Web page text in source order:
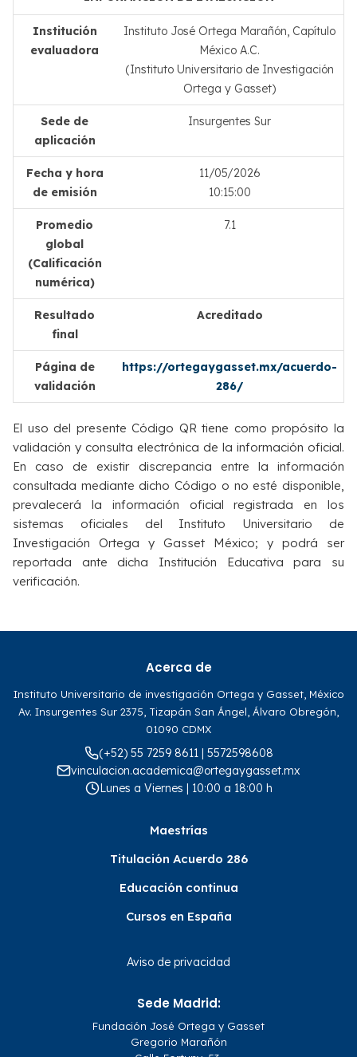
Institución
evaluadora
Instituto José Ortega Marañón, Capítulo
México A.C.
(Instituto Universitario de Investigación
Ortega y Gasset)
Sede de
aplicación
Insurgentes Sur
Fecha y hora
de emisión
11/05/2026
10:15:00
Promedio
global
(Calificación
numérica)
7.1
Resultado
final
Acreditado
Página de
validación
https://ortegaygasset.mx/acuerdo-
286/
El uso del presente Código QR tiene como propósito la
validación y consulta electrónica de la información oficial.
En caso de existir discrepancia entre la información
consultada mediante dicho Código o no esté disponible,
prevalecerá la información oficial registrada en los
sistemas oficiales del Instituto Universitario de
Investigación Ortega y Gasset México; y podrá ser
reportada ante dicha Institución Educativa para su
verificación.
Acerca de
Instituto Universitario de investigación Ortega y Gasset, México
Av. Insurgentes Sur 2375, Tizapán San Ángel, Álvaro Obregón,
01090 CDMX
(+52) 55 7259 8611 | 5572598608
vinculacion.academica@ortegaygasset.mx
Lunes a Viernes | 10:00 a 18:00 h
Maestrías
Titulación Acuerdo 286
Educación continua
Cursos en España
Aviso de privacidad
Sede Madrid:
Fundación José Ortega y Gasset
Gregorio Marañón